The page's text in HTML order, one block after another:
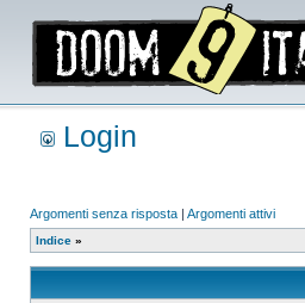
Login
Argomenti senza risposta | Argomenti attivi
Indice »